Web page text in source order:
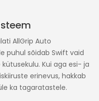
AllGrip Auto
puhul sõidab Swift vaid
Kui aga esi- ja
erinevus, hakkab
ka tagaratastele.